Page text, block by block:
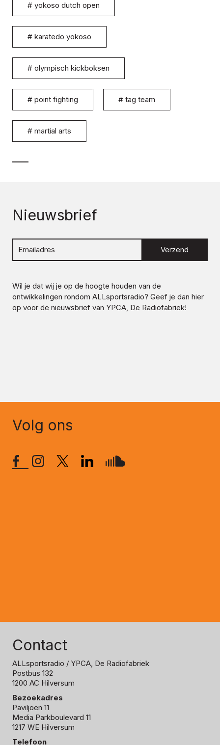
# yokoso dutch open
# karatedo yokoso
# olympisch kickboksen
# point fighting # tag team
# martial arts
Nieuwsbrief
Verzend
Wil je dat wij je op de hoogte houden van de
ontwikkelingen rondom ALLsportsradio? Geef je dan hier
op voor de nieuwsbrief van YPCA, De Radiofabriek!
Volg ons
Contact
ALLsportsradio / YPCA, De Radiofabriek
Postbus 132
1200 AC Hilversum
Bezoekadres
Paviljoen 11
Media Parkboulevard 11
1217 WE Hilversum
Telefoon